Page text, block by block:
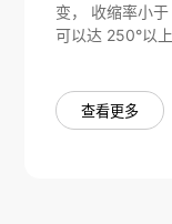
变， 收缩率小
可以达 250°以上
查看更多